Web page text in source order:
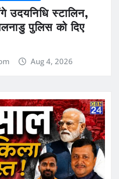
उदयनिधि स्टालिन,
पुलिस को दिए
Aug 4, 2026